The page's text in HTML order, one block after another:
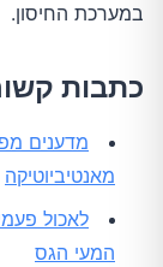
במערכת החיסון.
כתבות
מדענים
מאנטיביוטיקה
לאכול
המעי הגס